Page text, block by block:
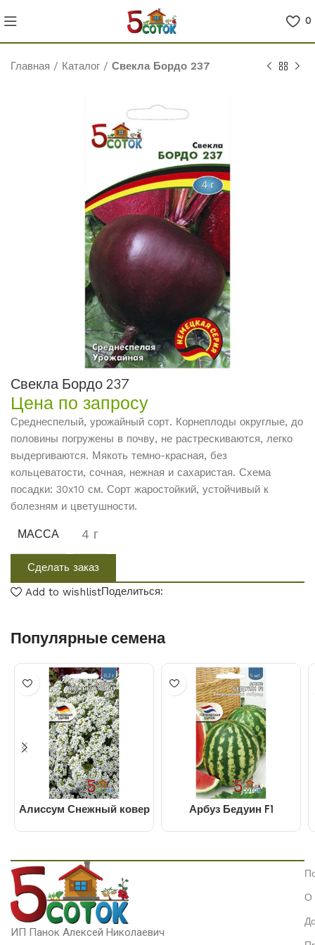
0
Главная / Каталог / Свекла Бордо 237
Свекла Бордо 237
Цена по запросу
Среднеспелый, урожайный сорт. Корнеплоды округлые, до
половины погружены в почву, не растрескиваются, легко
выдергиваются. Мякоть темно-красная, без
кольцеватости, сочная, нежная и сахаристая. Схема
посадки: 30х10 см. Сорт жаростойкий, устойчивый к
болезням и цветушности.
МАССА 4 г
Сделать заказ
Add to wishlistПоделиться:
Популярные семена
Алиссум Снежный ковер Арбуз Бедуин F1
ИП Панок Алексей Николаевич
О